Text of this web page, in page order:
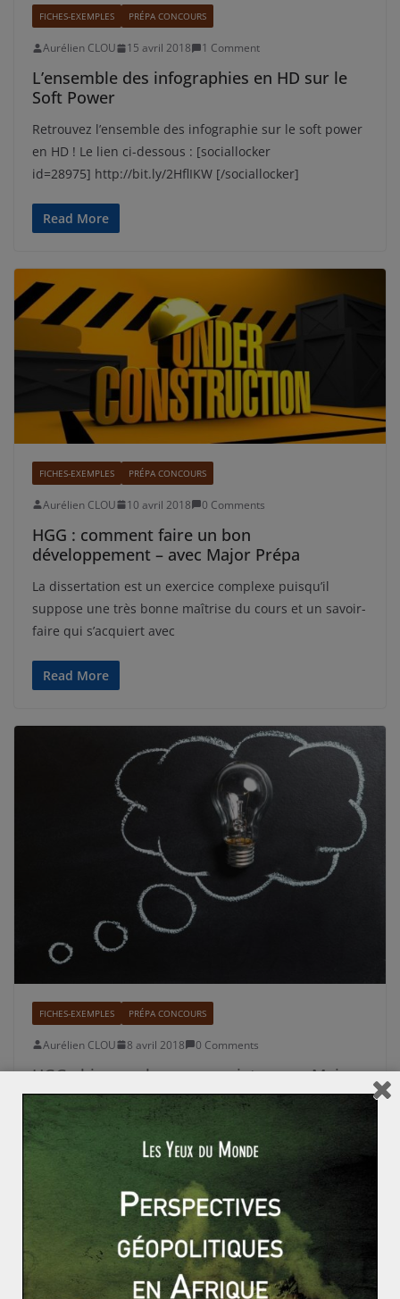
FICHES-EXEMPLES PRÉPA CONCOURS
Aurélien CLOU 15 avril 2018 1 Comment
L’ensemble des infographies en HD sur le
Soft Power
Retrouvez l’ensemble des infographie sur le soft power
en HD ! Le lien ci-dessous : [sociallocker
id=28975] http://bit.ly/2HflIKW [/sociallocker]
Read More
FICHES-EXEMPLES PRÉPA CONCOURS
Aurélien CLOU 10 avril 2018 0 Comments
HGG : comment faire un bon
développement – avec Major Prépa
La dissertation est un exercice complexe puisqu’il
suppose une très bonne maîtrise du cours et un savoir-
faire qui s’acquiert avec
Read More
FICHES-EXEMPLES PRÉPA CONCOURS
Aurélien CLOU 8 avril 2018 0 Comments
HGG : bien analyser son sujet – avec Major
Prépa
En collaboration avec Major Prépa, nous vous
proposons un nouveau format d’article pour vous
accompagner au mieux dans la préparation